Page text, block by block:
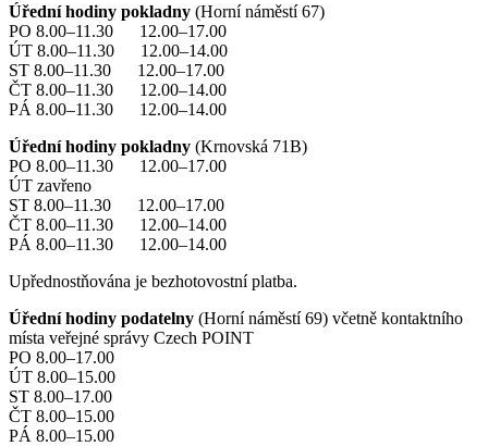
Úřední hodiny pokladny (Horní náměstí 67)
PO 8.00–11.30 12.00–17.00
ÚT 8.00–11.30 12.00–14.00
ST 8.00–11.30 12.00–17.00
ČT 8.00–11.30 12.00–14.00
PÁ 8.00–11.30 12.00–14.00
Úřední hodiny pokladny (Krnovská 71B)
PO 8.00–11.30 12.00–17.00
ÚT zavřeno
ST 8.00–11.30 12.00–17.00
ČT 8.00–11.30 12.00–14.00
PÁ 8.00–11.30 12.00–14.00
Upřednostňována je bezhotovostní platba.
Úřední hodiny podatelny (Horní náměstí 69) včetně kontaktního
místa veřejné správy Czech POINT
PO 8.00–17.00
ÚT 8.00–15.00
ST 8.00–17.00
ČT 8.00–15.00
PÁ 8.00–15.00